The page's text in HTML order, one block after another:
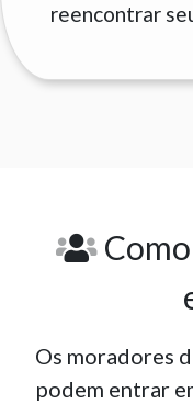
reencontrar
Como
Os moradores
podem entrar